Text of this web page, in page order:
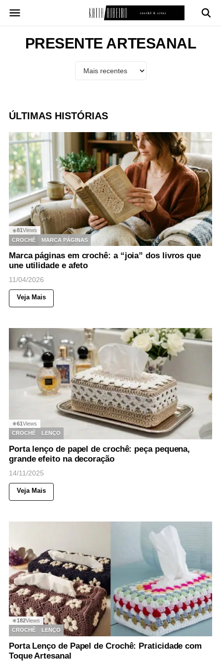
para
conteúdoPRESENTE ARTESANAL
ÚLTIMAS HISTÓRIAS
◉81 Views
CROCHÊ
MARCA PÁGINAS
Marca páginas em crochê: a “joia” dos livros que
une utilidade e afeto
11/04/2026
Veja Mais
◉61Views
CROCHÊ
LENÇO
Porta lenço de papel de crochê: peça pequena,
grande efeito na decoração
14/11/2025
Veja Mais
◉182Views
CROCHÊ
LENÇO
Porta Lenço de Papel de Crochê: Praticidade com
Toque Artesanal